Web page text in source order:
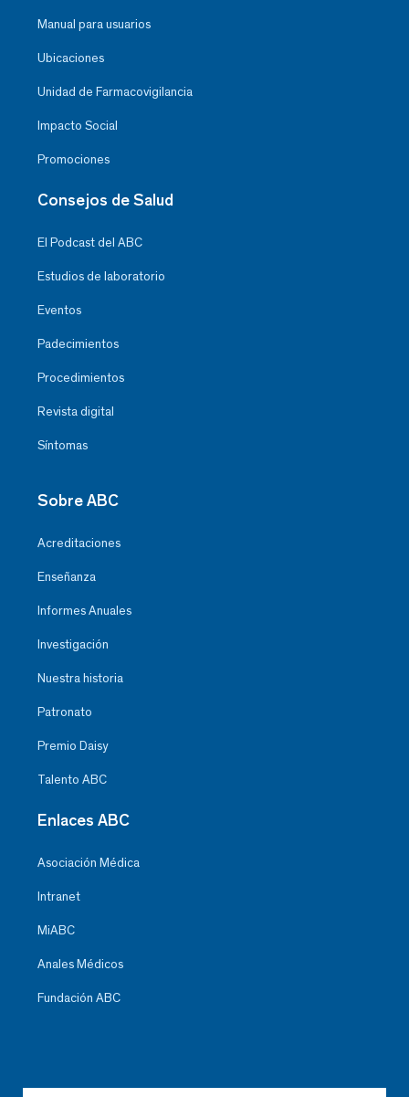
Manual para usuarios
Ubicaciones
Unidad de Farmacovigilancia
Impacto Social
Promociones
Consejos de Salud
El Podcast del ABC
Estudios de laboratorio
Eventos
Padecimientos
Procedimientos
Revista digital
Síntomas
Sobre ABC
Acreditaciones
Enseñanza
Informes Anuales
Investigación
Nuestra historia
Patronato
Premio Daisy
Talento ABC
Enlaces ABC
Asociación Médica
Intranet
MiABC
Anales Médicos
Fundación ABC